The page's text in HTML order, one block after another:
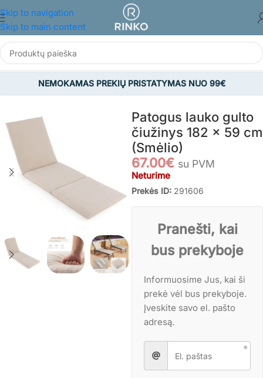
Skip to navigation
Skip to main content
NEMOKAMAS PREKIŲ PRISTATYMAS NUO 99€
SODAS/Lauko baldų paminkštinimai
Patogus lauko gulto
čiužinys 182 x 59 cm
(Smėlio)
67.00€ su PVM
Neturime
Prekės ID: 291606
Pranešti, kai
bus prekyboje
Informuosime Jus, kai ši
prekė vėl bus prekyboje.
Įveskite savo el. pašto
adresą.